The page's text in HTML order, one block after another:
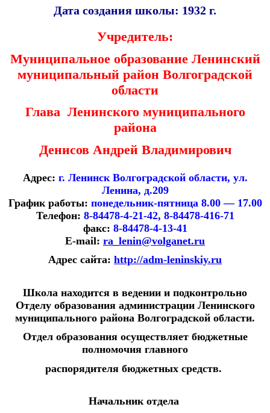
Дата создания школы: 1932 г.
Учредитель:
Муниципальное образование Ленинский
муниципальный район Волгоградской
области
Глава Ленинского муниципального
района
Денисов Андрей Владимирович
Адрес: г. Ленинск Волгоградской области, ул.
Ленина, д.209
График работы: понедельник-пятница 8.00 — 17.00
Телефон: 8-84478-4-21-42, 8-84478-416-71
факс: 8-84478-4-13-41
E-mail: ra_lenin@volganet.ru
Адрес сайта: http://adm-leninskiy.ru
Школа находится в ведении и подконтрольно
Отделу образования администрации Ленинского
муниципального района Волгоградской области.
Отдел образования осуществляет бюджетные
полномочия главного
распорядителя бюджетных средств.
Начальник отдела